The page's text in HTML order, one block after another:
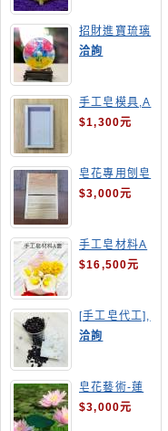
招財進寶琉璃
手工皂
洽詢
手工皂模具,A
4渲染盤
$1,300元
皂花專用刨皂
器
$3,000元
手工皂材料A
套
$16,500元
[手工皂代工],
釋迦手工皂
洽詢
皂花藝術-蓮
花
$3,000元